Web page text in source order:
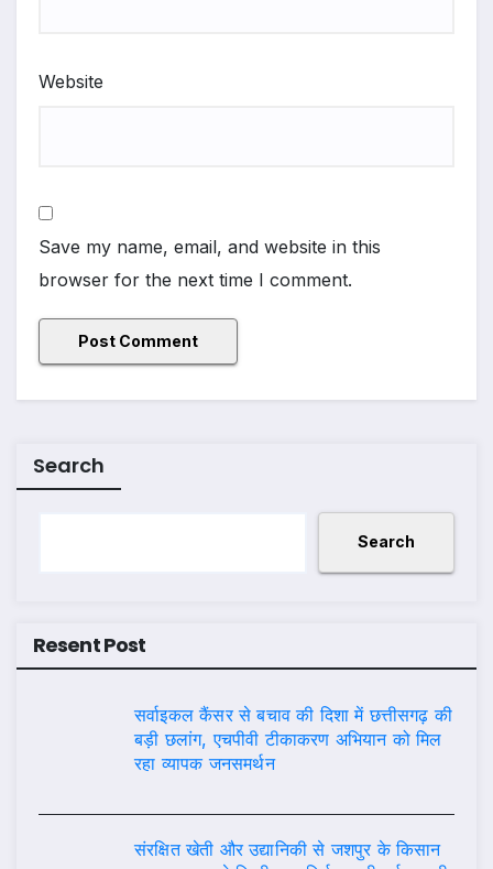
Website
Save my name, email, and website in this
browser for the next time I comment.
Search
Search
Resent Post
सर्वाइकल कैंसर से बचाव की दिशा में छत्तीसगढ़ की
बड़ी छलांग, एचपीवी टीकाकरण अभियान को मिल
रहा व्यापक जनसमर्थन
संरक्षित खेती और उद्यानिकी से जशपुर के किसान